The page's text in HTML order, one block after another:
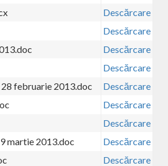
Descărcare
Descărcare
Descărcare
Descărcare
februarie 2013.doc
Descărcare
Descărcare
Descărcare
martie 2013.doc
Descărcare
Descărcare